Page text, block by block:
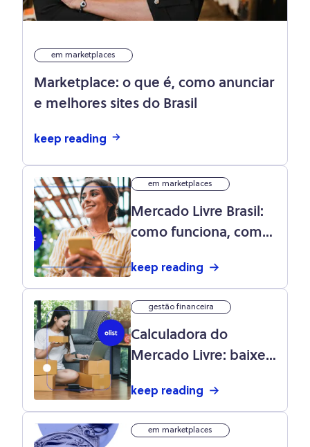
em marketplaces
Marketplace: o que é, como anunciar
e melhores sites do Brasil
keep reading
em marketplaces
Mercado Livre Brasil:
como funciona, como
produtos mais
keep reading
gestão financeira
Calculadora do
Mercado Livre: baixe
precificar seus
lucro no marketplace
keep reading
em marketplaces